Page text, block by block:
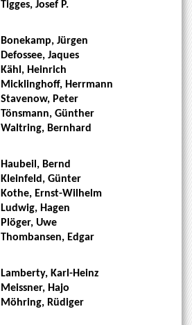
Tigges, Josef P.
Bonekamp, Jürgen
Defossee, Jaques
Kähl, Heinrich
Micklinghoff, Herrmann
Stavenow, Peter
Tönsmann, Günther
Waltring, Bernhard
Haubeil, Bernd
Kleinfeld, Günter
Kothe, Ernst-Wilhelm
Ludwig, Hagen
Plöger, Uwe
Thombansen, Edgar
Lamberty, Karl-Heinz
Meissner, Hajo
Möhring, Rüdiger